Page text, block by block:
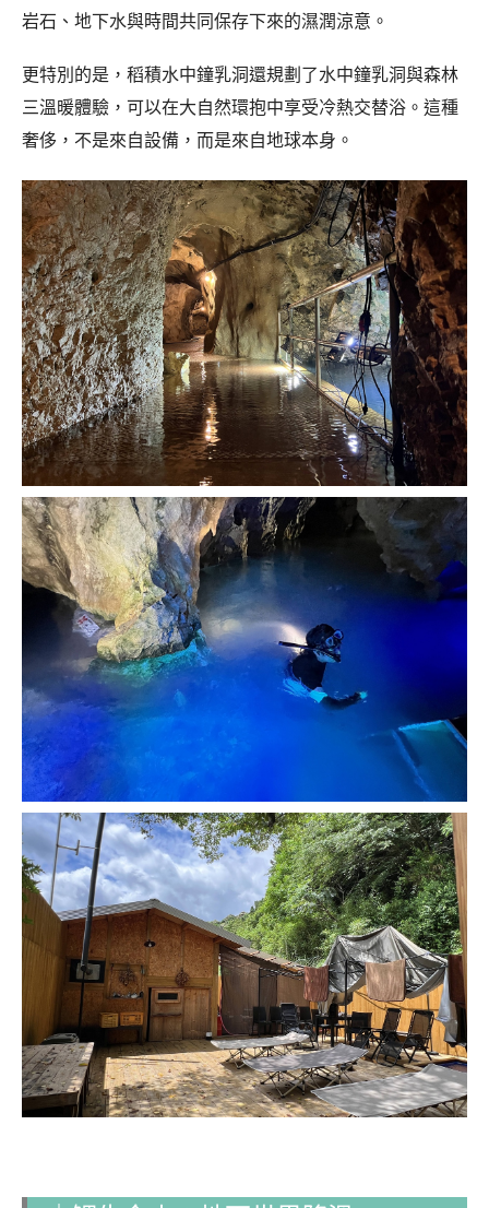
岩石、地下水與時間共同保存下來的濕潤涼意。
更特別的是，稻積水中鐘乳洞還規劃了水中鐘乳洞與森林
三溫暖體驗，可以在大自然環抱中享受冷熱交替浴。這種
奢侈，不是來自設備，而是來自地球本身。